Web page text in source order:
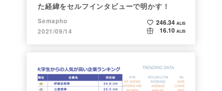
た経緯をセルフインタビューで明かす！
Semapho
2021/09/14
246.34 ALIS
16.10 ALIS